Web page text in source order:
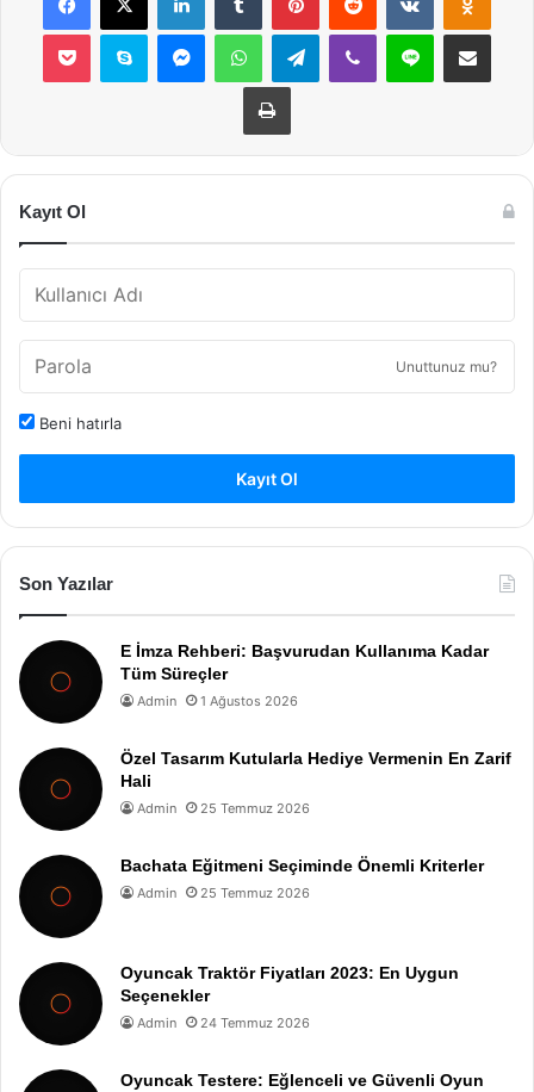
Pocket Skype MessengerWhatsAppTelegramViber Line E-Posta ile
Yazdır
Kayıt Ol
Unuttunuz mu?
Beni hatırla
Kayıt Ol
Son Yazılar
E İmza Rehberi: Başvurudan Kullanıma Kadar
Tüm Süreçler
Admin 1 Ağustos 2026
Özel Tasarım Kutularla Hediye Vermenin En Zarif
Hali
Admin 25 Temmuz 2026
Bachata Eğitmeni Seçiminde Önemli Kriterler
Admin 25 Temmuz 2026
Oyuncak Traktör Fiyatları 2023: En Uygun
Seçenekler
Admin 24 Temmuz 2026
Oyuncak Testere: Eğlenceli ve Güvenli Oyun